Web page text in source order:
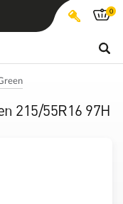
0
215/55R16 97H